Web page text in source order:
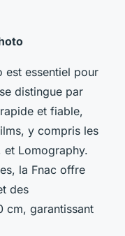
est essentiel pour
distingue par
et fiable,
y compris les
et Lomography.
la Fnac offre
des
cm, garantissant